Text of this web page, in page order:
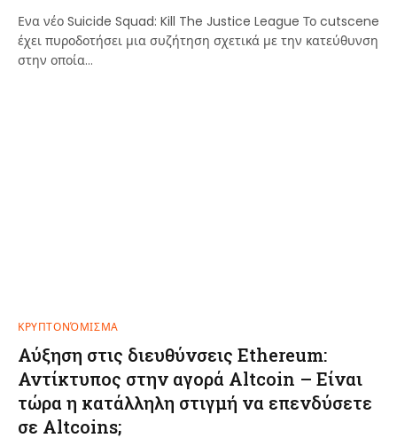
Ενα νέο Suicide Squad: Kill The Justice League Το cutscene
έχει πυροδοτήσει μια συζήτηση σχετικά με την κατεύθυνση
στην οποία…
ΚΡΥΠΤΟΝΌΜΙΣΜΑ
Αύξηση στις διευθύνσεις Ethereum:
Αντίκτυπος στην αγορά Altcoin – Είναι
τώρα η κατάλληλη στιγμή να επενδύσετε
σε Altcoins;